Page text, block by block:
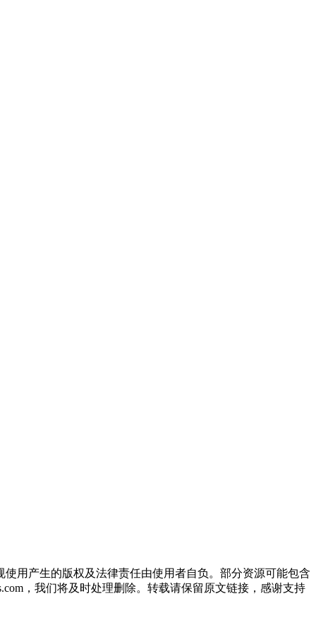
用产生的版权及法律责任由使用者自负。部分资源可能包含
，我们将及时处理删除。转载请保留原文链接，感谢支持